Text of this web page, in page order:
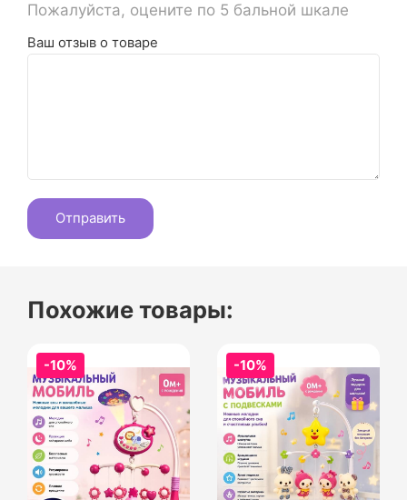
Пожалуйста, оцените по 5 бальной шкале
Ваш отзыв о товаре
Похожие товары:
-10% -10%